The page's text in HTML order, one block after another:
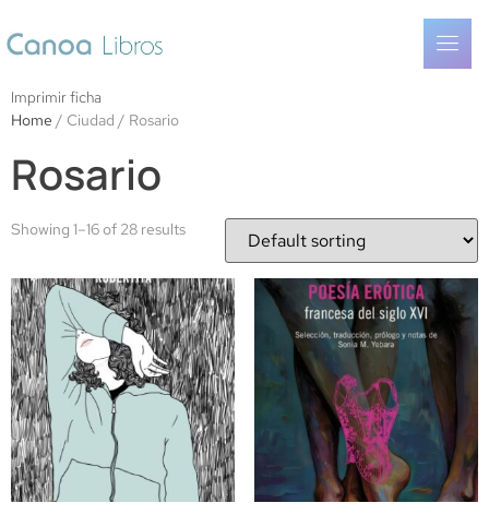
Imprimir ficha
Home / Ciudad / Rosario
Rosario
Showing 1–16 of 28 results